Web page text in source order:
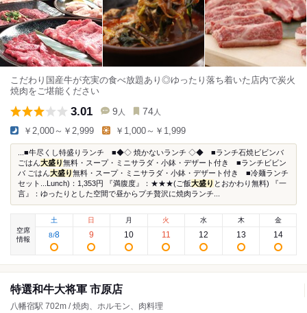
こだわり国産牛が充実の食べ放題あり◎ゆったり落ち着いた店内で炭火
焼肉をご堪能ください
3.01 9 人 74 人
￥2,000～￥2,999 ￥1,000～￥1,999
...■牛尽くし特盛りランチ ■◆◇ 焼かないランチ ◇◆ ■ランチ石焼ビビンバ
ごはん大盛り無料・スープ・ミニサラダ・小鉢・デザート付き ■ランチビビン
バ ごはん大盛り無料・スープ・ミニサラダ・小鉢・デザート付き ■冷麺ランチ
セット...Lunch)：1,353円 『満腹度』：★★★(ご飯大盛り とおかわり無料) 『一
言』：ゆったりとした空間で昼からプチ贅沢に焼肉ランチ...
空席
情報
土
8/8
日
9
月
10
火
11
水
12
木
13
金
14
特選和牛大将軍 市原店
八幡宿駅 702m / 焼肉、ホルモン、肉料理